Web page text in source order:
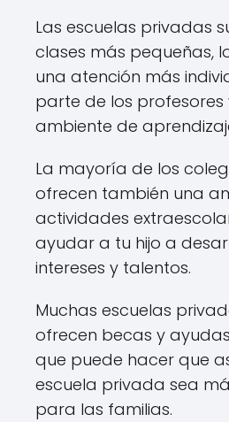
Las escuelas privadas
clases más pequeñas,
una atención más
parte de los profesores
ambiente de
La mayoría de los
ofrecen también una
actividades
ayudar a tu hijo a
intereses y talentos.
Muchas escuelas
ofrecen becas y
que puede hacer que
escuela privada sea
para las familias.